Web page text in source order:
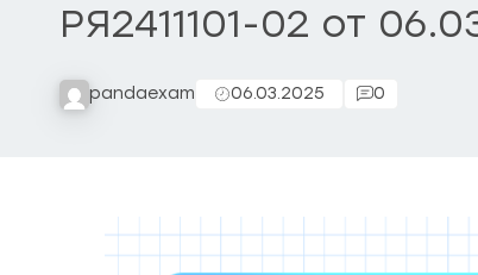
РЯ2411101-02 от
pandaexam 06.03.2025 0